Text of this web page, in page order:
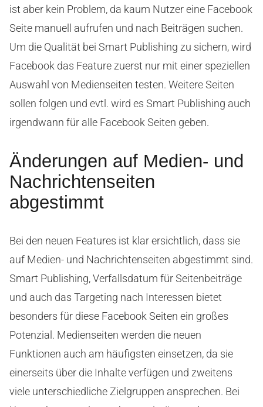
ist aber kein Problem, da kaum Nutzer eine Facebook
Seite manuell aufrufen und nach Beiträgen suchen.
Um die Qualität bei Smart Publishing zu sichern, wird
Facebook das Feature zuerst nur mit einer speziellen
Auswahl von Medienseiten testen. Weitere Seiten
sollen folgen und evtl. wird es Smart Publishing auch
irgendwann für alle Facebook Seiten geben.
Änderungen auf Medien- und
Nachrichtenseiten
abgestimmt
Bei den neuen Features ist klar ersichtlich, dass sie
auf Medien- und Nachrichtenseiten abgestimmt sind.
Smart Publishing, Verfallsdatum für Seitenbeiträge
und auch das Targeting nach Interessen bietet
besonders für diese Facebook Seiten ein großes
Potenzial. Medienseiten werden die neuen
Funktionen auch am häufigsten einsetzen, da sie
einerseits über die Inhalte verfügen und zweitens
viele unterschiedliche Zielgruppen ansprechen. Bei